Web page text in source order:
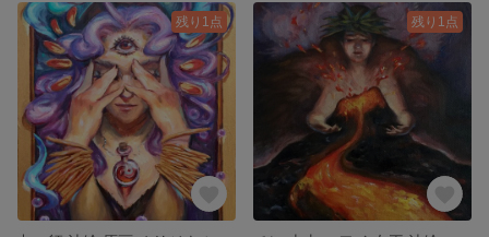
残り1点 残り1点